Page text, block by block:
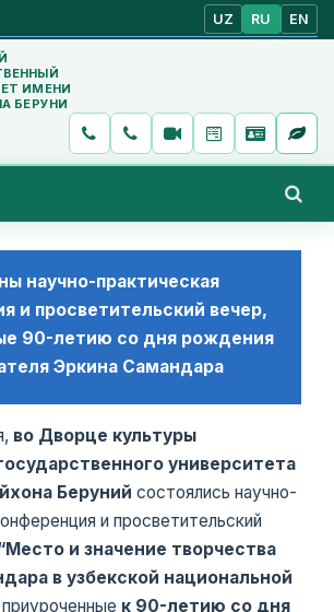
UZ RU EN
ИМЕНИ
БЕРУНИ
научно-практическая
и просветительский вечер,
90-летию со дня рождения
Эркина Самандара
во Дворце культуры
университета
Беруний состоялись научно-
и просветительский
и значение творчества
в узбекской национальной
приуроченные к 90-летию со дня